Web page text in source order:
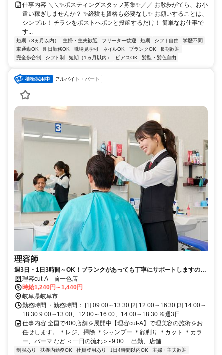
仕事内容 ＼＼✨ポスティングスタッフ募集✨／／ お散歩がてら、お小
遣い稼ぎしませんか？ ✨経験も資格も必要なし✨ お願いすることは、
シンプル！ チラシをポストへポンと投函するだけ！ 簡単なお仕事で
す...
短期（3ヵ月以内） 主婦・主夫歓迎 フリーター歓迎 短期 シフト自由
学歴不問
車通勤OK
即日勤務OK 職場見学可 ネイルOK ブランクOK
長期歓迎
完全歩合制
シフト制 短期（1ヵ月以内） ピアスOK 髪型・髪色自由
アルバイト・パート
理容師
週3日・1日3時間～OK！ブランクがあっても丁寧にサポートしますので
もう一度理容師として働きたいという方に♪残業ナシで家庭との両立も安
心◎無理なく続けられる職場です！
理容cut-A 前一色店
時給1,240円～1,440円
岐阜県岐阜市
勤務時間 ・勤務時間： [1] 09:00～13:30 [2] 12:00～16:30 [3] 14:00～
18:30 9:00～13:00、12:00～16:00、14:00～18:30 ※週3日...
仕事内容 全国で400店舗を展開中【理容cut-A】で理美容の施術をお
任せします。 ＊レジ、掃除 ＊シャンプー ＊顔剃り ＊カット ＊カラ
ー、パーマ など ＜一日の流れ＞- 9:00… 出勤、店舗...
制服あり 扶養内勤務OK 社員登用あり 1日4時間以内OK
主婦・主夫歓迎